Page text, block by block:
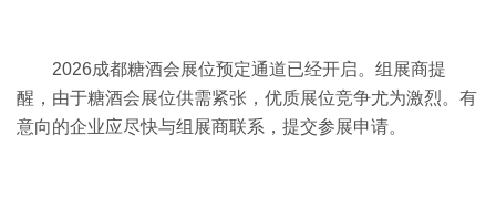
2026成都糖酒会展位预定通道已经开启。组展商提
醒，由于糖酒会展位供需紧张，优质展位竞争尤为激烈。 有
意向的企业应尽快与组展商联系，提交参展申请。